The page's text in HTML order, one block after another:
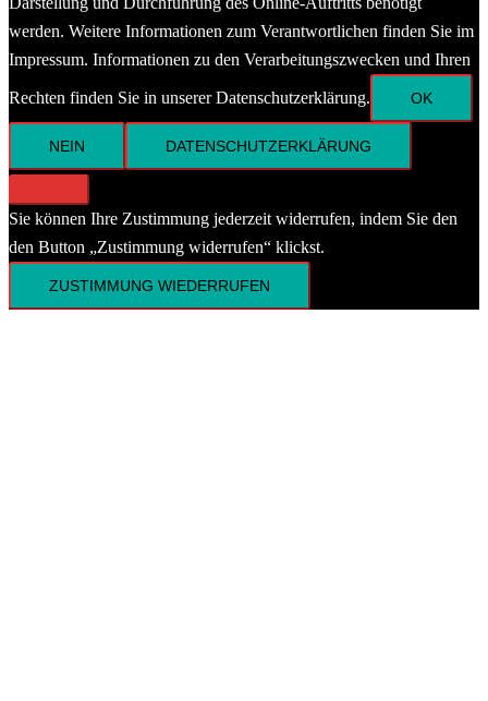
werden. Weitere Informationen zum Verantwortlichen finden Sie im
Impressum. Informationen zu den Verarbeitungszwecken und Ihren
Rechten finden Sie in unserer Datenschutzerklärung. OK
NEIN DATENSCHUTZERKLÄRUNG
Sie können Ihre Zustimmung jederzeit widerrufen, indem Sie den
den Button „Zustimmung widerrufen“ klickst.
ZUSTIMMUNG WIEDERRUFEN